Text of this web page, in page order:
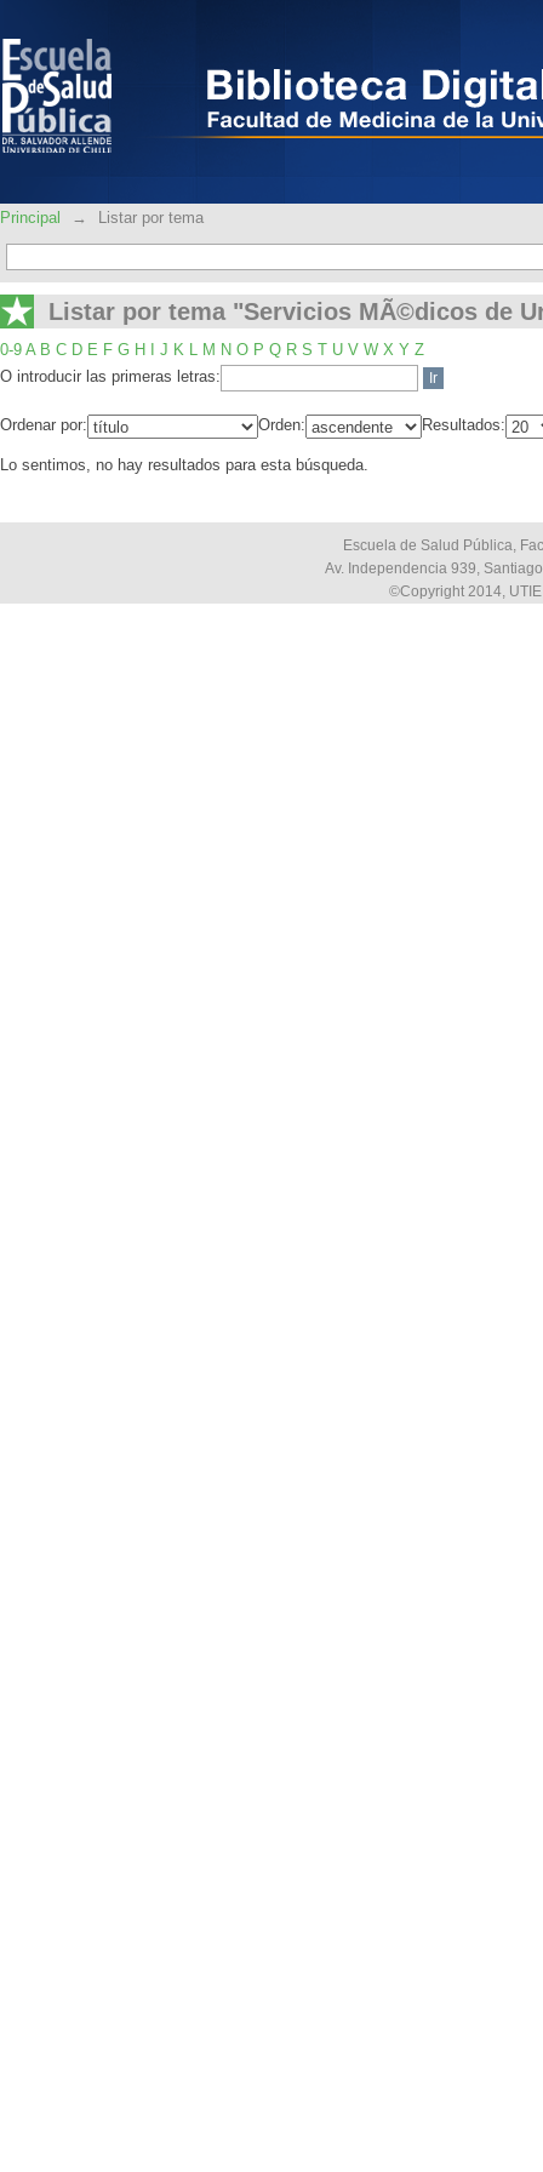
Principal → Listar por tema
Listar por tema "Servicios MÃ©dicos de
0-9 A B C D E F G H J K L M N O P Q R S T U V W X Y Z
O introducir las primeras letras:
Ordenar por: Orden: Resultados:
Lo sentimos, no hay resultados para esta búsqueda.
Escuela de Salud Pública,
Av. Independencia 939,
©Copyright 2014,